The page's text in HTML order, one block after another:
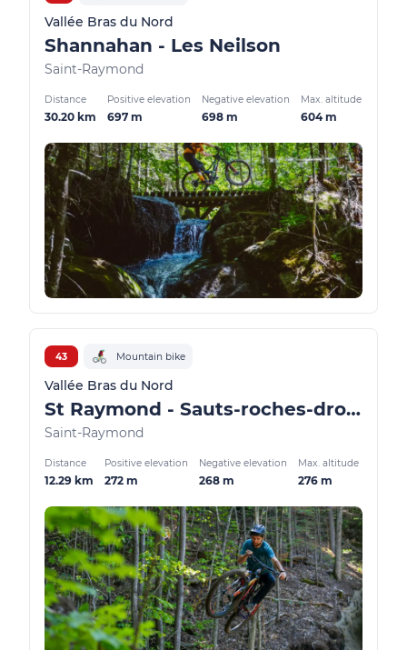
Vallée Bras du Nord
Shannahan - Les Neilson
Saint-Raymond
Distance
30.20 km
Positive elevation
697 m
Negative elevation
698 m
Max. altitude
604 m
43 Mountain bike
Vallée Bras du Nord
St Raymond - Sauts-roches-drops
Saint-Raymond
Distance
12.29 km
Positive elevation
272 m
Negative elevation
268 m
Max. altitude
276 m